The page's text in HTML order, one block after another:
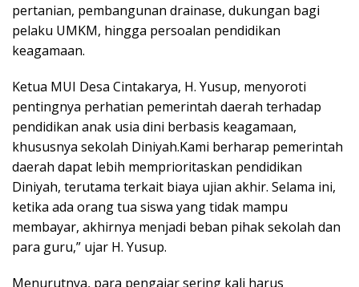
pertanian, pembangunan drainase, dukungan bagi
pelaku UMKM, hingga persoalan pendidikan
keagamaan.
Ketua MUI Desa Cintakarya, H. Yusup, menyoroti
pentingnya perhatian pemerintah daerah terhadap
pendidikan anak usia dini berbasis keagamaan,
khususnya sekolah Diniyah.Kami berharap pemerintah
daerah dapat lebih memprioritaskan pendidikan
Diniyah, terutama terkait biaya ujian akhir. Selama ini,
ketika ada orang tua siswa yang tidak mampu
membayar, akhirnya menjadi beban pihak sekolah dan
para guru,” ujar H. Yusup.
Menurutnya, para pengajar sering kali harus